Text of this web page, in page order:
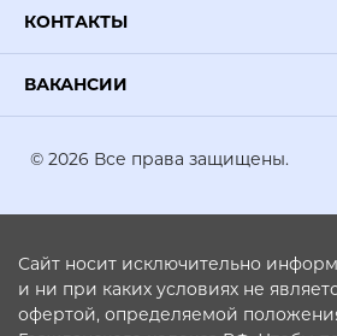
КОНТАКТЫ
ВАКАНСИИ
© 2026 Все права защищены.
Сайт носит исключительно
и ни при каких условиях не
офертой, определяемой